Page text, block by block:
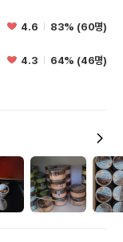
4.6 83% (60명)
4.3 64% (46명)